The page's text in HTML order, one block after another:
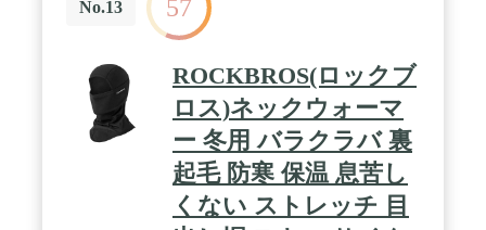
No.13 57
ROCKBROS(ロックブ
ロス)ネックウォーマ
ー 冬用 バラクラバ 裏
起毛 防寒 保温 息苦し
くない ストレッチ 目